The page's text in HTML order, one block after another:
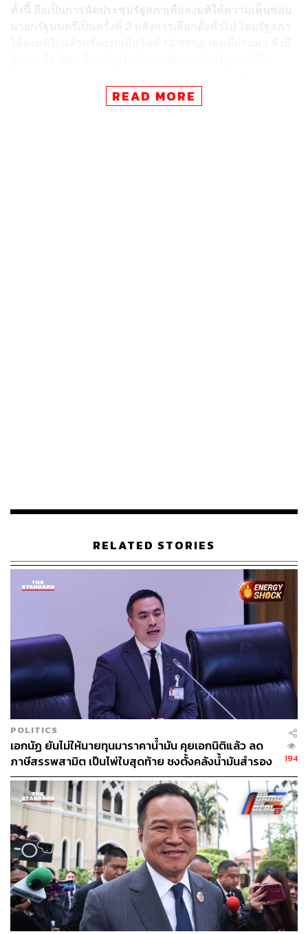
ทั้งนี้ ถือเป็นการนัดประชุมรัฐสภาเพื่อลงมติให้ความเห็นชอบ
นายกรัฐมนตรีเป็นครั้งที่ 2 หลังการเลือกตั้งทั่วไป โดยรัฐสภา
ชอบไม่ถึงกึ่งหนึ่งของสมาชิกเท่าที่มีอยู่ จึงถือว่ารัฐสภาลงมติ
ไม่เห็นชอบให้ดำรงตำแหน่งนายกรัฐมนตรี
READ MORE
RELATED STORIES
POLITICS
เอกนัฏ ยันไม่ให้นายทุนมาราคาน้ำมัน คุยเอกนิติแล้ว ลด
ภาษีสรรพสามิต เป็นไพ่ใบสุดท้าย ชงตั้งคลังน้ำมันสำรอง
ของรัฐ รับมือความไม่แน่นอน
194